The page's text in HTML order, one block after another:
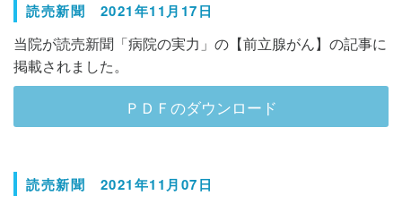
読売新聞 2021年11月17日
当院が読売新聞「病院の実力」の【前立腺がん】の記事に
掲載されました。
ＰＤＦのダウンロード
読売新聞 2021年11月07日